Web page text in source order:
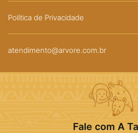
Política de Privacidade
atendimento@arvore.com.br
Fale com A